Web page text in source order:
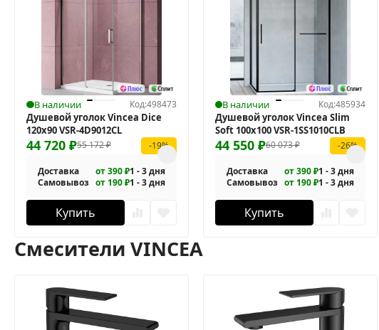
В наличии Код:498473
Душевой уголок Vincea Dice
120x90 VSR-4D9012CL
55 172₽
44 720 ₽ -19%
Доставка от 390 ₽1 - 3 дня
Самовывоз от 190 ₽1 - 3 дня
Купить
В наличии Код:485934
Душевой уголок Vincea Slim
Soft 100x100 VSR-1SS1010CLB
60 073₽
44 550 ₽ -26%
Доставка от 390 ₽1 - 3 дня
Самовывоз от 190 ₽1 - 3 дня
Купить
Смесители VINCEA